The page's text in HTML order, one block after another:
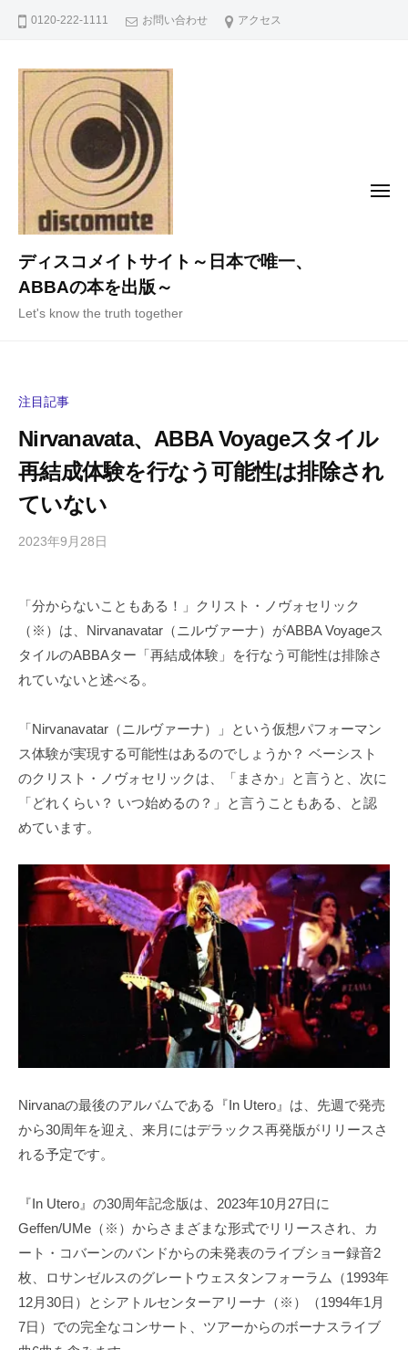
0120-222-1111 お問い合わせ アクセス
ディスコメイトサイト～日本で唯一、
ABBAの本を出版～
Let's know the truth together
メ
注目記事
Nirvanavata、ABBA Voyageスタイル
再結成体験を行なう可能性は排除され
ていない
2023年9月28日
i
g
a
s
a
m
a
の
コ
メ
ン
「分からないこともある！」クリスト・ノヴォセリック
（※）は、Nirvanavatar（ニルヴァーナ）がABBA Voyageス
タイルのABBAター「再結成体験」を行なう可能性は排除さ
れていないと述べる。
「Nirvanavatar（ニルヴァーナ）」という仮想パフォーマン
ス体験が実現する可能性はあるのでしょうか？ ベーシスト
のクリスト・ノヴォセリックは、「まさか」と言うと、次に
「どれくらい？ いつ始めるの？」と言うこともある、と認
めています。
Nirvanaの最後のアルバムである『In Utero』は、先週で発売
から30周年を迎え、来月にはデラックス再発版がリリースさ
れる予定です。
『In Utero』の30周年記念版は、2023年10月27日に
Geffen/UMe（※）からさまざまな形式でリリースされ、カ
ート・コバーンのバンドからの未発表のライブショー録音2
枚、ロサンゼルスのグレートウェスタンフォーラム（1993年
12月30日）とシアトルセンターアリーナ（※）（1994年1月
7日）での完全なコンサート、ツアーからのボーナスライブ